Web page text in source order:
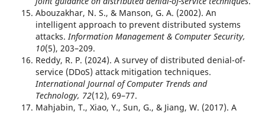
Abouzakhar, N. S., & Manson, G. A. (2002). An
intelligent approach to prevent distributed systems
attacks.Information Management & Computer Security,
10(5), 203–209.
Reddy, R. P. (2024). A survey of distributed denial-of-
service (DDoS) attack mitigation techniques.
International Journal of Computer Trends and
Technology, 72(12), 69–77.
Mahjabin, T., Xiao, Y., Sun, G., & Jiang, W. (2017). A